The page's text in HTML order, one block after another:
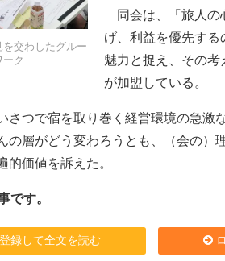
交わしたグルー
ーク
同会は、「旅人の
げ、利益を優先す
魅力と捉え、その
が加盟している。
つで宿を取り巻く経営環境の急激
の層がどう変わろうとも、（会の）
的価値を訴えた。
です。
録して全文を読む